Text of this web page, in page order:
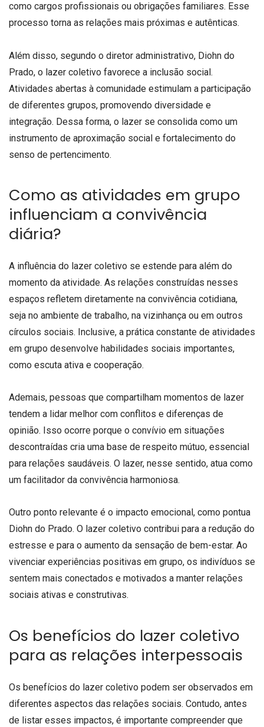
como cargos profissionais ou obrigações familiares. Esse
processo torna as relações mais próximas e autênticas.
Além disso, segundo o diretor administrativo, Diohn do
Prado, o lazer coletivo favorece a inclusão social.
Atividades abertas à comunidade estimulam a participação
de diferentes grupos, promovendo diversidade e
integração. Dessa forma, o lazer se consolida como um
instrumento de aproximação social e fortalecimento do
senso de pertencimento.
Como as atividades em grupo
influenciam a convivência
diária?
A influência do lazer coletivo se estende para além do
momento da atividade. As relações construídas nesses
espaços refletem diretamente na convivência cotidiana,
seja no ambiente de trabalho, na vizinhança ou em outros
círculos sociais. Inclusive, a prática constante de atividades
em grupo desenvolve habilidades sociais importantes,
como escuta ativa e cooperação.
Ademais, pessoas que compartilham momentos de lazer
tendem a lidar melhor com conflitos e diferenças de
opinião. Isso ocorre porque o convívio em situações
descontraídas cria uma base de respeito mútuo, essencial
para relações saudáveis. O lazer, nesse sentido, atua como
um facilitador da convivência harmoniosa.
Outro ponto relevante é o impacto emocional, como pontua
Diohn do Prado. O lazer coletivo contribui para a redução do
estresse e para o aumento da sensação de bem-estar. Ao
vivenciar experiências positivas em grupo, os indivíduos se
sentem mais conectados e motivados a manter relações
sociais ativas e construtivas.
Os benefícios do lazer coletivo
para as relações interpessoais
Os benefícios do lazer coletivo podem ser observados em
diferentes aspectos das relações sociais. Contudo, antes
de listar esses impactos, é importante compreender que